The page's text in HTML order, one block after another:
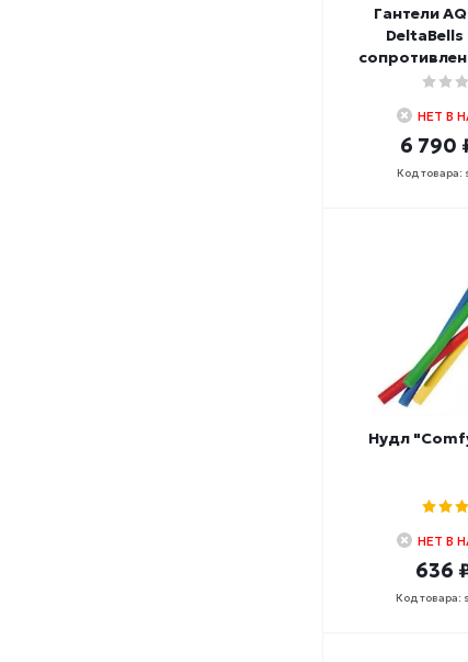
Гантели
НЕТ В
6 790
Код товара:
Нудл
НЕТ В
636
Код товара: